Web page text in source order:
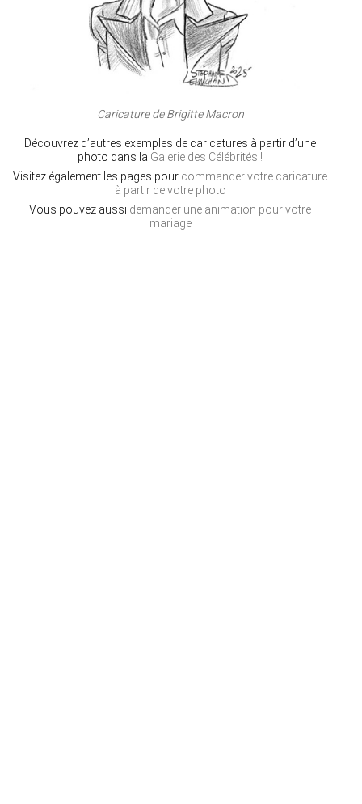
Caricature de Brigitte Macron
Découvrez d’autres exemples de caricatures à partir d’une
photo dans la Galerie des Célébrités !
Visitez également les pages pour commander votre caricature
à partir de votre photo
Vous pouvez aussi demander une animation pour votre
mariage